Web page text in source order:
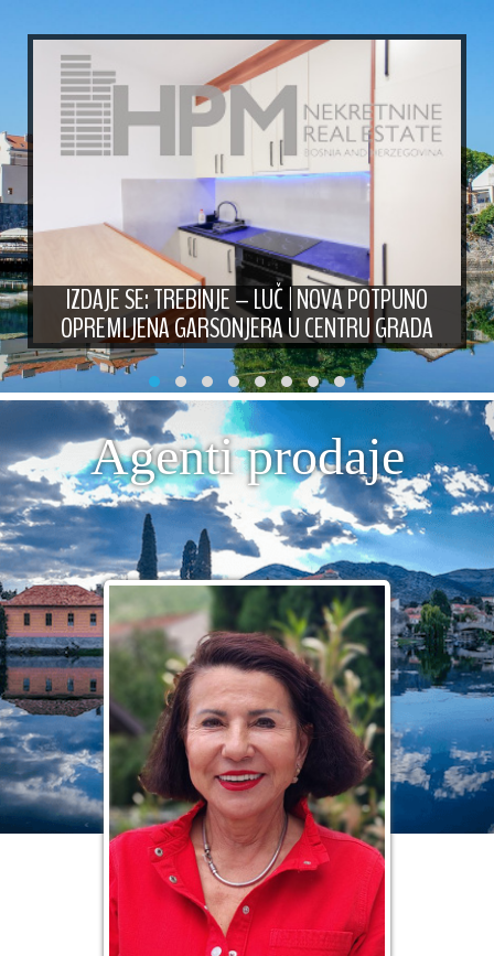
IZDAJE SE: TREBINJE – LUČ | NOVA POTPUNO
OPREMLJENA GARSONJERA U CENTRU GRADA
Agenti prodaje